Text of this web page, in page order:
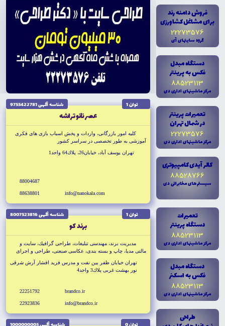
فروش دامنه رند
براى مشاغل کشاورزى
22273576
گروه سايتهاى آى
دستگاه مبدل
فکس به پرينتر
88523113
مرکز ماشينهاى ادارى دى
تعميرات پرينتر
در شمال تهران
22273576
مرکز ماشينهاى ادارى دى
کالر آيدى کامپيوترى
88528766
سيستم هاى مخابراتى دى
تعميرات
دستگاه پرينتر
88523113
مرکز ماشينهاى ادارى دى
دستگاه مبدل
فکس به اسکنر
88523113
مرکز ماشينهاى ادارى دى
طراحى
توان 1 شناسه آگهى 9755422781
عصر نانو تراشه
كليه امور بازرگانى، واردات و پخش اسباب بازى هاى فكرى
آموزشى به طور تخصصى در سراسر كشور
تهران يوسف آباد، خيابان26، پلاك64 واحد1
info@nanokala.com
88004687
88638801
توان 1 شناسه آگهى 8007523816
برند كو
مديريت برند، مهندسى تبليغات، طراحى گرافيك، سايت و
مالتى مديا، چاپ و بسته بندى، عكاسى صنعتى، طراحى و اجراى
آموزشى
تهران خيابان ظفر بين نفت و مدرس فريد افشار آرش شرقى
نور بهشت غربى پلاك3 واحد4
brandco.ir
info@brandco.ir
22251792
22923836